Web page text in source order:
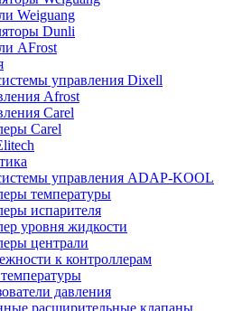
Weiguang
Dunli
AFrost
управления Dixell
Afrost
Carel
Carel
управления ADAP-KOOL
температуры
испарителя
уровня жидкости
централи
к контроллерам
давления
расширительные клапаны